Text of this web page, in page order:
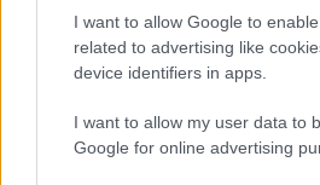
I want to allow Google to
related to advertising like
device identifiers in apps.
I want to allow my user data to
Google for online advertising